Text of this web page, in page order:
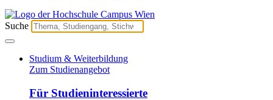
Suche
Studium & Weiterbildung
Zum Studienangebot
Für Studieninteressierte